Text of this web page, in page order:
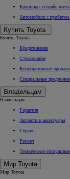
Брошюры и прайс-
Автомобили с пробегом
Купить Toyota
Купить Toyota
Кредитование
Страхование
Корпоративные
Специальные
Владельцам
Владельцам
Гарантия
Запчасти и аксессуары
Сервис
Ремонт
Техническое
Мир Toyota
Мир Toyota